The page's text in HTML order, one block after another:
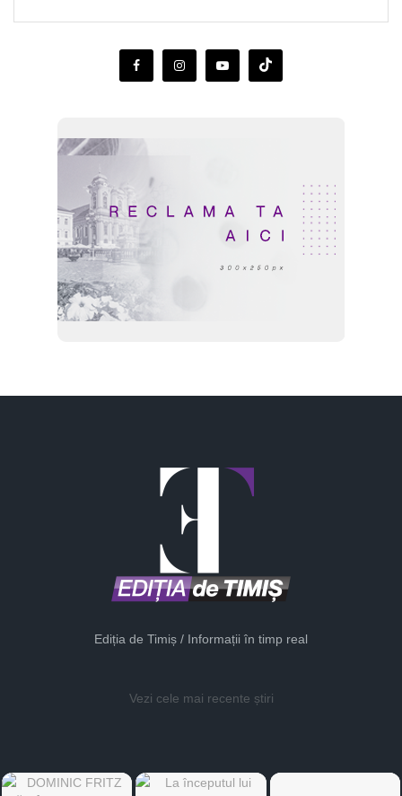
Ediția de Timiș / Informații în timp real
Vezi cele mai recente știri